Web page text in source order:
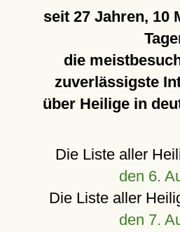
seit 27 Jahren, 10
die
zuverlässigste
über Heilige in
Die Liste aller
den 6.
Die Liste aller
den 7.